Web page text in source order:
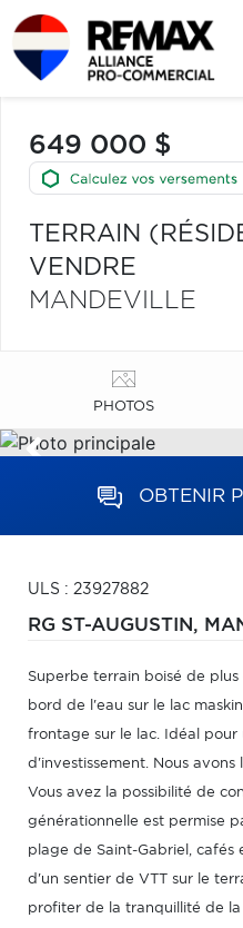
649 000 $
TERRAIN
VENDRE
MANDEVILLE
PHOTOS
OBTENIR
ULS : 23927882
RG ST-AUGUSTIN,
Superbe terrain boisé de plus
bord de l'eau sur le lac
frontage sur le lac. Idéal
d'investissement. Nous
Vous avez la possibilité de
générationnelle est permise
plage de Saint-Gabriel, cafés
d'un sentier de VTT sur le
profiter de la tranquillité de